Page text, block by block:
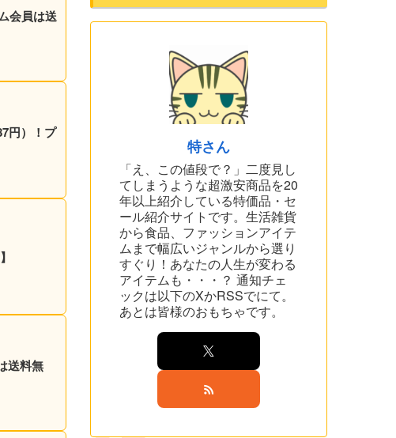
会員は送
送料無
特さん
「え、この値段で？」二度見し
てしまうような超激安商品を20
年以上紹介している特価品・セ
ール紹介サイトです。生活雑貨
から食品、ファッションアイテ
ムまで幅広いジャンルから選り
すぐり！あなたの人生が変わる
アイテムも・・・？ 通知チェ
ックは以下のXかRSSでにて。
あとは皆様のおもちゃです。